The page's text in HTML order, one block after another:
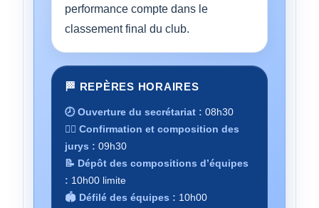
performance compte dans le
classement final du club.
🏁 REPÈRES HORAIRES
🕗 Ouverture du secrétariat : 08h30
🧑‍⚖️ Confirmation et composition des
jurys : 09h30
📝 Dépôt des compositions d’équipes
: 10h00 limite
🏟️ Défilé des équipes : 10h00